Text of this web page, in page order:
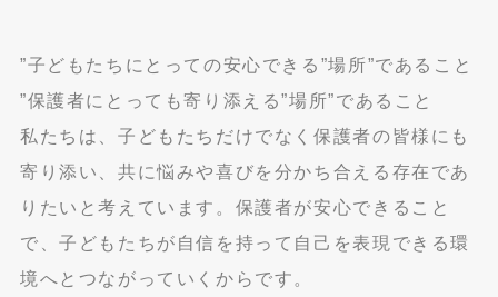
”子どもたちにとっての安心できる”場所”であること
”保護者にとっても寄り添える”場所”であること
私たちは、子どもたちだけでなく保護者の皆様にも
寄り添い、共に悩みや喜びを分かち合える存在であ
りたいと考えています。保護者が安心できること
で、子どもたちが自信を持って自己を表現できる環
境へとつながっていくからです。